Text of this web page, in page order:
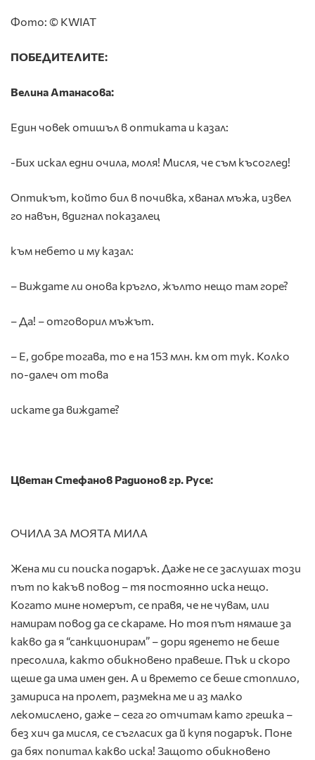
Фото: © KWIAT
ПОБЕДИТЕЛИТЕ:
Велина Атанасова:
Един човек отишъл в оптиката и казал:
-Бих искал едни очила, моля! Мисля, че съм късоглед!
Оптикът, който бил в почивка, хванал мъжа, извел
го навън, вдигнал показалец
към небето и му казал:
– Виждате ли онова кръгло, жълто нещо там горе?
– Да! – отговорил мъжът.
– Е, добре тогава, то е на 153 млн. км от тук. Колко
по-далеч от това
искате да виждате?
Цветан Стефанов Радионов гр. Русе:
ОЧИЛА ЗА МОЯТА МИЛА
Жена ми си поиска подарък. Даже не се заслушах този
път по какъв повод – тя постоянно иска нещо.
Когато мине номерът, се правя, че не чувам, или
намирам повод да се скараме. Но тоя път нямаше за
какво да я “санкционирам” – дори яденето не беше
пресолила, както обикновено правеше. Пък и скоро
щеше да има имен ден. А и времето се беше стоплило,
замириса на пролет, размекна ме и аз малко
лекомислено, даже – сега го отчитам като грешка –
без хич да мисля, се съгласих да й купя подарък. Поне
да бях попитал какво иска! Защото обикновено